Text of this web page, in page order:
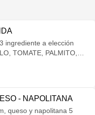
ingrediente a elección
TOMATE, PALMITO,
- NAPOLITANA
queso y napolitana 5